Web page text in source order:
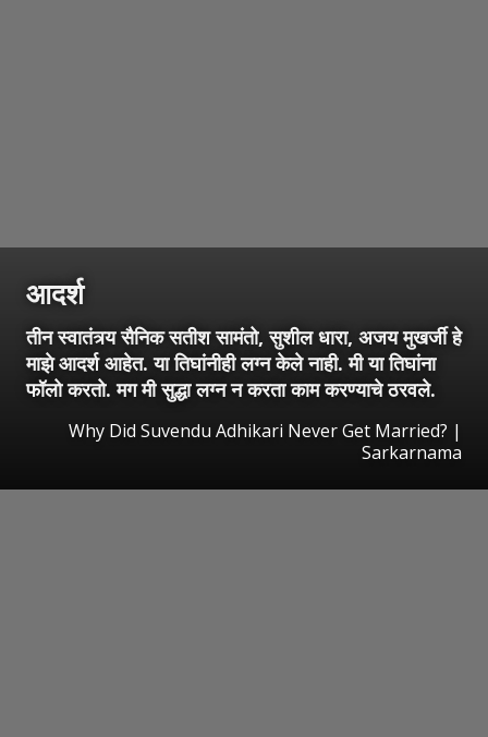
आदर्श
तीन स्वातंत्र्य सैनिक सतीश सामंतो, सुशील धारा, अजय मुखर्जी हे
माझे आदर्श आहेत. या तिघांनीही लग्न केले नाही. मी या तिघांना
फॉलो करतो. मग मी सुद्धा लग्न न करता काम करण्याचे ठरवले.
Why Did Suvendu Adhikari Never Get Married? |
Sarkarnama